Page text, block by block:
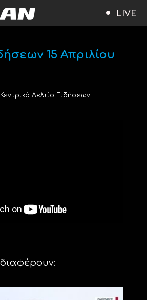
LIVE
15 Απριλίου
Κεντρικό Δελτίο Ειδήσεων